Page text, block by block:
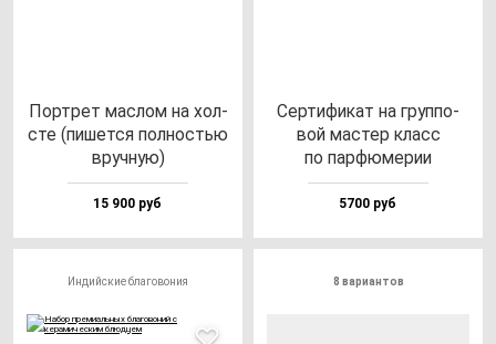
Пор­трет мас­лом на хол­
сте (пи­шет­ся пол­ностью
вруч­ную)
15 900 руб
Сер­ти­фи­кат на груп­по­
вой мас­тер класс
по пар­фю­ме­рии
5700 руб
Индийские благовония 8 вариантов